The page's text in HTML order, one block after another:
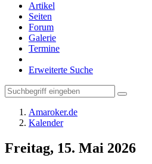
Artikel
Seiten
Forum
Galerie
Termine
Erweiterte Suche
Amaroker.de
Kalender
Freitag, 15. Mai 2026